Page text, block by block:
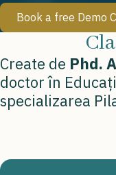
Book a free Demo
Create de Phd.
doctor în
specializarea